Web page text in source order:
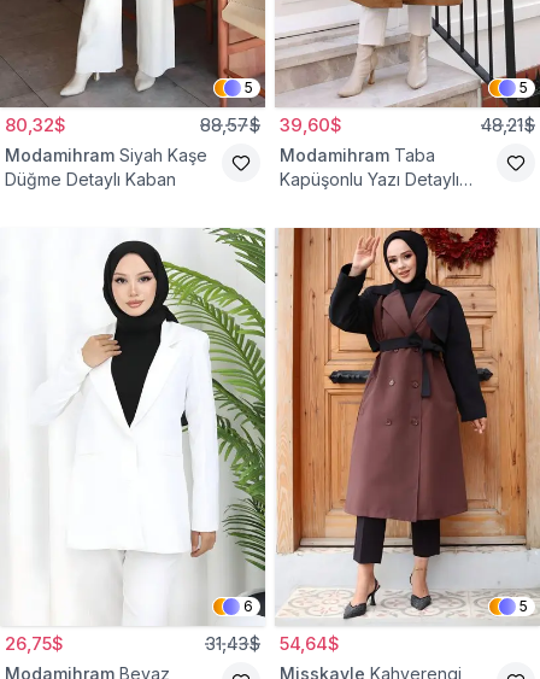
5
80,32$ 88,57$
Modamihram Siyah Kaşe
Düğme Detaylı Kaban
5
39,60$ 48,21$
Modamihram Taba
Kapüşonlu Yazı Detaylı
6
26,75$ 31,43$
Modamihram Beyaz
5
54,64$
Misskayle Kahverengi